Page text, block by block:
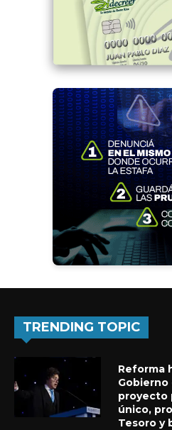
TRENDING TOPIC
Reforma
Gobierno
proyecto
único,
Tesoro y